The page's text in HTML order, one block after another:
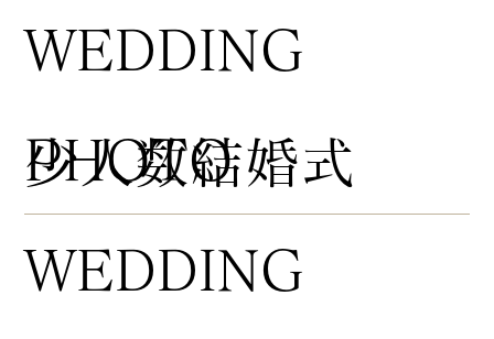
​少人数結婚式
WEDDING
PHOTO
WEDDING